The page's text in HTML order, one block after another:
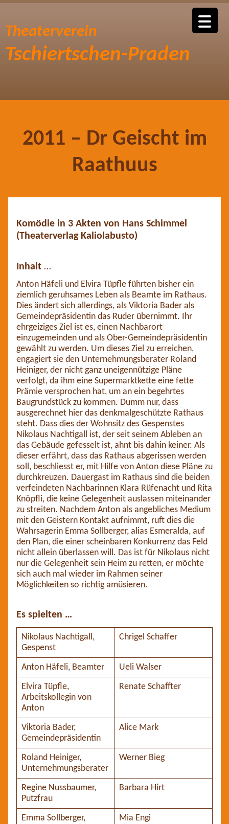
Theaterverein
Tschiertschen-Praden
2011 – Dr Geischt im
Raathuus
Komödie in 3 Akten von Hans Schimmel
(Theaterverlag Kaliolabusto)
Inhalt …
Anton Häfeli und Elvira Tüpfle führten bisher ein
ziemlich geruhsames Leben als Beamte im Rathaus.
Dies ändert sich allerdings, als Viktoria Bader als
Gemeindepräsidentin das Ruder übernimmt. Ihr
ehrgeiziges Ziel ist es, einen Nachbarort
einzugemeinden und als Ober-Gemeindepräsidentin
gewählt zu werden. Um dieses Ziel zu erreichen,
engagiert sie den Unternehmungsberater Roland
Heiniger, der nicht ganz uneigennützige Pläne
verfolgt, da ihm eine Supermarktkette eine fette
Prämie versprochen hat, um an ein begehrtes
Baugrundstück zu kommen. Dumm nur, dass
ausgerechnet hier das denkmalgeschützte Rathaus
steht. Dass dies der Wohnsitz des Gespenstes
Nikolaus Nachtigall ist, der seit seinem Ableben an
das Gebäude gefesselt ist, ahnt bis dahin keiner. Als
dieser erfährt, dass das Rathaus abgerissen werden
soll, beschliesst er, mit Hilfe von Anton diese Pläne zu
durchkreuzen. Dauergast im Rathaus sind die beiden
verfeindeten Nachbarinnen Klara Rüfenacht und Rita
Knöpfli, die keine Gelegenheit auslassen miteinander
zu streiten. Nachdem Anton als angebliches Medium
mit den Geistern Kontakt aufnimmt, ruft dies die
Wahrsagerin Emma Sollberger, alias Esmeralda, auf
den Plan, die einer scheinbaren Konkurrenz das Feld
nicht allein überlassen will. Das ist für Nikolaus nicht
nur die Gelegenheit sein Heim zu retten, er möchte
sich auch mal wieder im Rahmen seiner
Möglichkeiten so richtig amüsieren.
Es spielten …
Nikolaus Nachtigall,
Gespenst
Chrigel Schaffer
Anton Häfeli, Beamter Ueli Walser
Elvira Tüpfle,
Arbeitskollegin von
Anton
Renate Schaffter
Viktoria Bader,
Gemeindepräsidentin
Alice Mark
Roland Heiniger,
Unternehmungsberater
Werner Bieg
Regine Nussbaumer,
Putzfrau
Barbara Hirt
Emma Sollberger,
Mia Engi